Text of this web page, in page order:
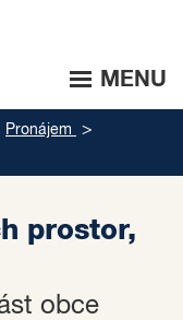
MENU
Pronájem
prostor,
obce